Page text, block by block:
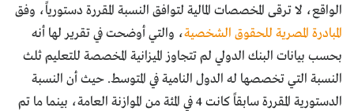
الواقع، لا ترقى المخصصات المالية لتوافق النسبة المقررة دستورياً، وفق
المبادرة المصرية للحقوق الشخصية، والتي أوضحت في تقرير لها أنه
بحسب بيانات البنك الدولي لم تتجاوز الميزانية المخصصة للتعليم ثلث
النسبة التي تخصصها له الدول النامية في المتوسط. حيث أن النسبة
الدستورية المقررة سابقاً كانت 4 في المئة من الموازنة العامة، بينما ما تم